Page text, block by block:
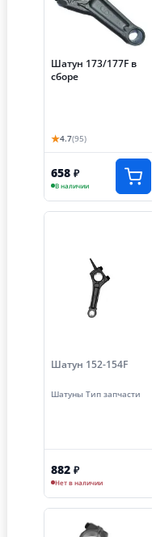
Шатун 173/177F в
сборе
★4.7(95)
658 ₽
В наличии
Шатун 152-154F
Шатуны Тип запчасти
882 ₽
Нет в наличии